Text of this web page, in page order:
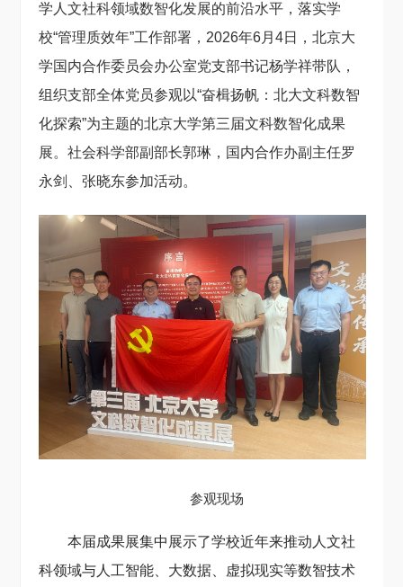
学人文社科领域数智化发展的前沿水平，落实学
校“管理质效年”工作部署，2026年6月4日，北京大
学国内合作委员会办公室党支部书记杨学祥带队，
组织支部全体党员参观以“奋楫扬帆：北大文科数智
化探索”为主题的北京大学第三届文科数智化成果
展。社会科学部副部长郭琳，国内合作办副主任罗
永剑、张晓东参加活动。
参观现场
本届成果展集中展示了学校近年来推动人文社
科领域与人工智能、大数据、虚拟现实等数智技术